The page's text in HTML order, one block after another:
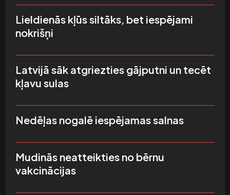
Lieldienās kļūs siltāks, bet iespējami
nokrišņi
Latvijā sāk atgriezties gājputni un tecēt
kļavu sulas
Nedēļas nogalē iespējamas salnas
Mudinās neatteikties no bērnu
vakcinācijas